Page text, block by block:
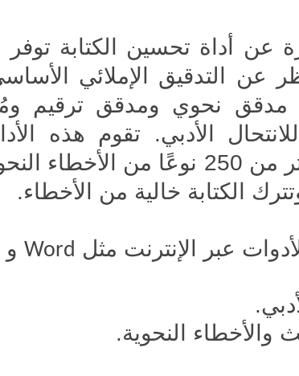
عن أداة تحسين الكتابة توفر
عن التدقيق الإملائي
مدقق نحوي ومدقق ترقيم
الأدبي. تقوم هذه
البحث واكتشاف أكثر من 250 نوعًا من
الكتابة خالية من الأخطاء.
عبر الإنترنت مثل Word و
والأخطاء النحوية.